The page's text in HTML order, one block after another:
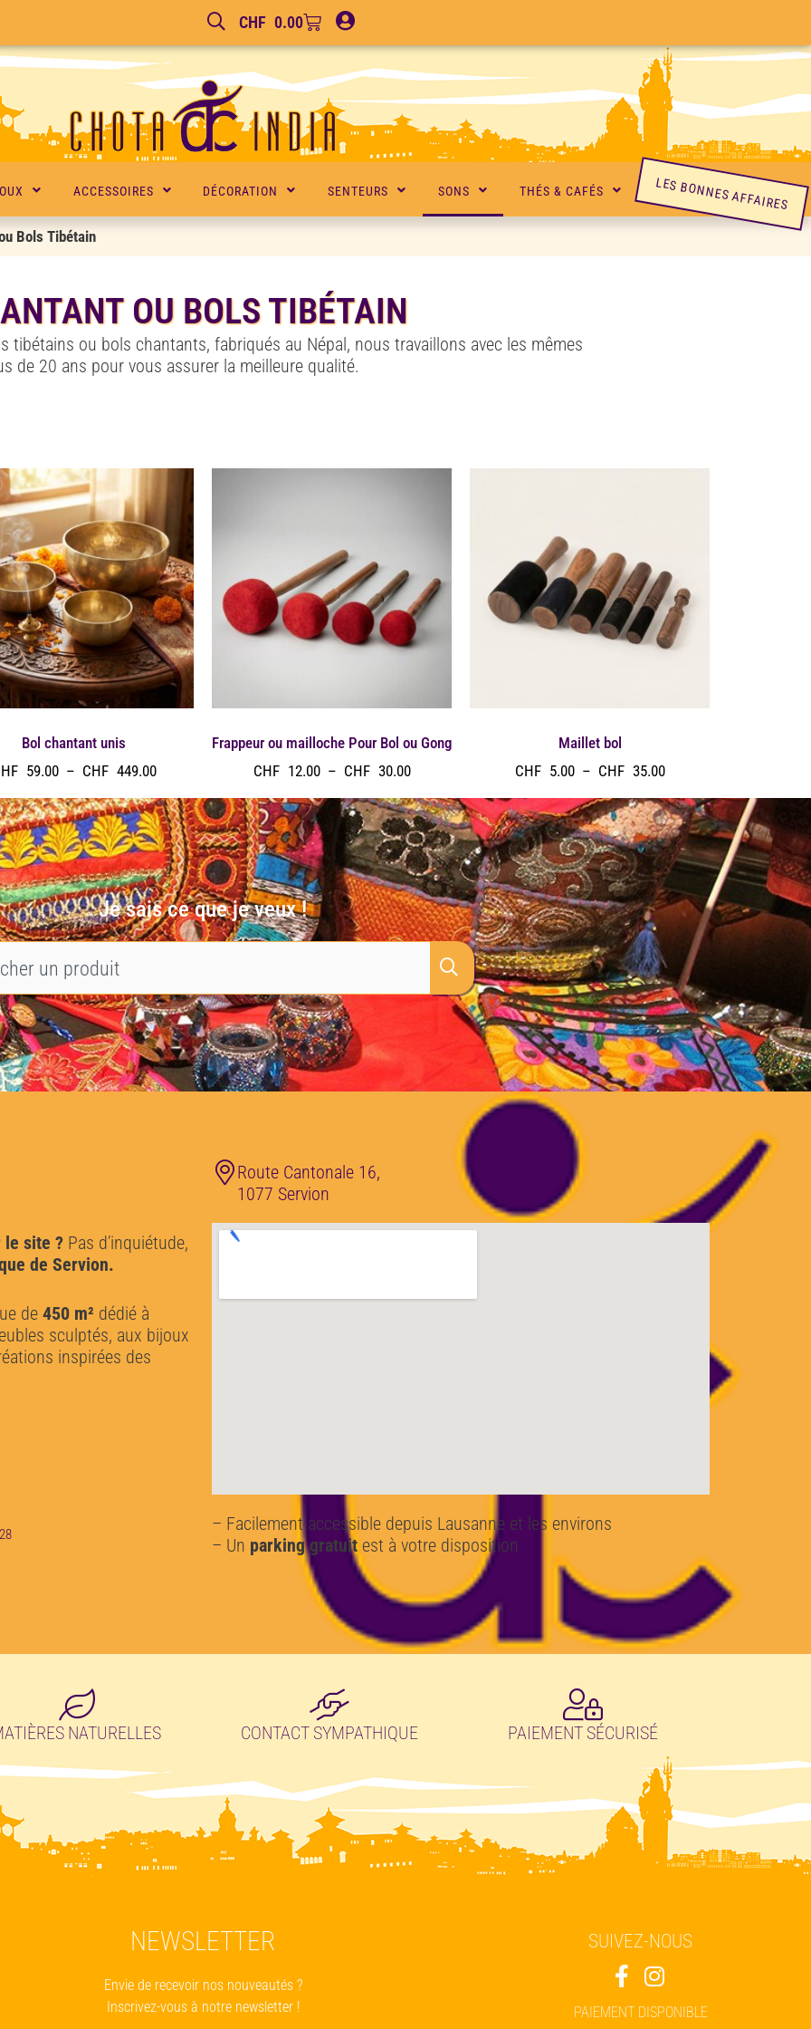
CHF 0.00
ACCESSOIRES DÉCORATION SENTEURS SONS THÉS & CAFÉS LES BONNES AFFAIRES
Bols Tibétain
OU BOLS TIBÉTAIN
tibétains ou bols chantants, fabriqués au Népal, nous travaillons avec les mêmes
de 20 ans pour vous assurer la meilleure qualité.
Bol chantant unis
59.00 – CHF 449.00
Frappeur ou mailloche Pour Bol ou Gong
CHF 12.00 – CHF 30.00
Maillet bol
CHF 5.00 – CHF 35.00
Je sais ce que je veux !
le site ? Pas d’inquiétude,
de Servion.
de 450 m² dédié à
sculptés, aux bijoux
inspirées des
Route Cantonale 16,
1077 Servion
– Facilement accessible depuis Lausanne et les environs
– Un parking gratuitest à votre disposition
NATURELLES CONTACT SYMPATHIQUE PAIEMENT SÉCURISÉ
NEWSLETTER
Envie de recevoir nos nouveautés ?
Inscrivez-vous à notre newsletter !
SUIVEZ-NOUS
PAIEMENT DISPONIBLE